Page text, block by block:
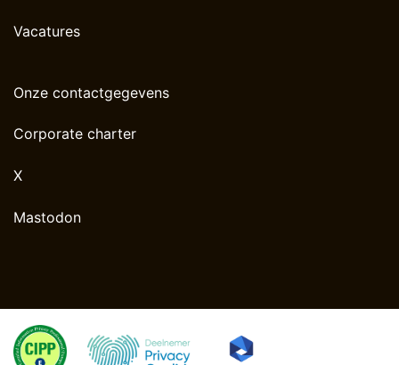
Vacatures
Onze contactgegevens
Corporate charter
X
Mastodon